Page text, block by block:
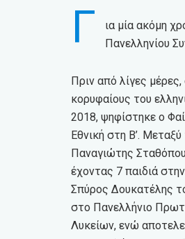
Γ
ια μία ακόμη
Πανελληνίου
Πριν από λίγες
κορυφαίους του
2018, ψηφίστηκε ο
Εθνική στη Β’.
Παναγιώτης
έχοντας 7 παιδιά
Σπύρος Δουκατέλης
στο Πανελλήνιο
Λυκείων, ενώ